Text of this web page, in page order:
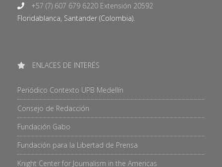
+57 (7) 607 679 6220 Extensión 20592
Floridablanca, Santander (Colombia).
ENLACES DE INTERÉS
Periódico Contexto UPB Medellín
Consejo de Redacción
Fundación Gabo
Fundación para la Libertad de Prensa
Knight Center for Journalism in the Americas